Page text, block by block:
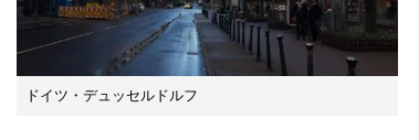
ドイツ・デュッセルドルフ